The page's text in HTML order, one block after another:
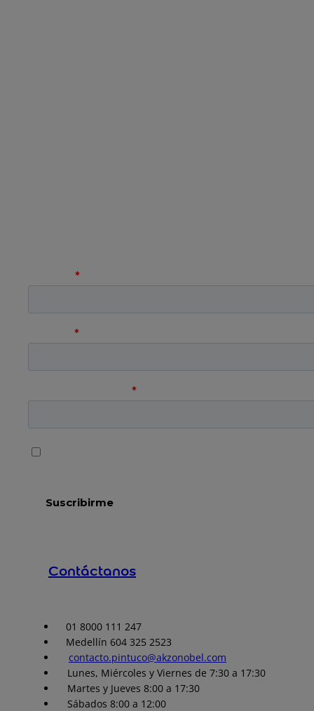
Contáctanos
01 8000 111 247
Medellín 604 325 2523
contacto.pintuco@akzonobel.com
Lunes, Miércoles y Viernes de 7:30 a 17:30
Martes y Jueves 8:00 a 17:30
Sábados 8:00 a 12:00